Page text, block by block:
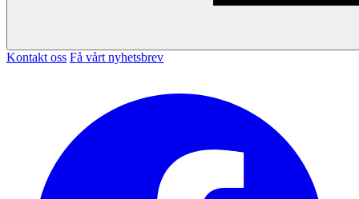
Kontakt oss Få vårt nyhetsbrev